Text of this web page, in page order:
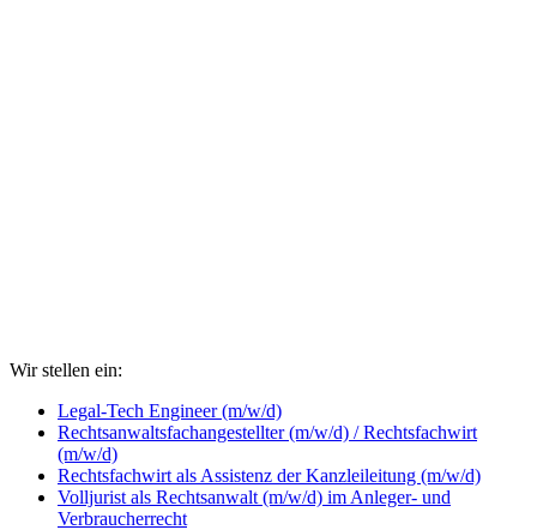
Wir stellen ein:
Legal-Tech Engineer (m/w/d)
Rechtsanwaltsfachangestellter (m/w/d) / Rechtsfachwirt
(m/w/d)
Rechtsfachwirt als Assistenz der Kanzleileitung (m/w/d)
Volljurist als Rechtsanwalt (m/w/d) im Anleger- und
Verbraucherrecht